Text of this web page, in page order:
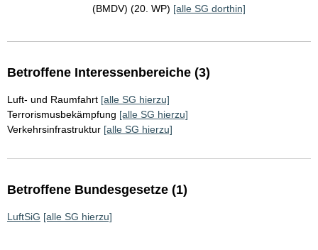
(BMDV) (20. WP) [alle SG dorthin]
Betroffene Interessenbereiche (3)
Luft- und Raumfahrt [alle SG hierzu]
Terrorismusbekämpfung [alle SG hierzu]
Verkehrsinfrastruktur [alle SG hierzu]
Betroffene Bundesgesetze (1)
LuftSiG [alle SG hierzu]